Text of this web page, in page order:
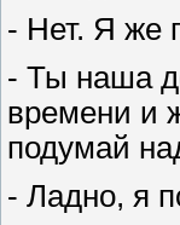
- Нет. Я же
- Ты наша
времени и
подумай
- Ладно, я